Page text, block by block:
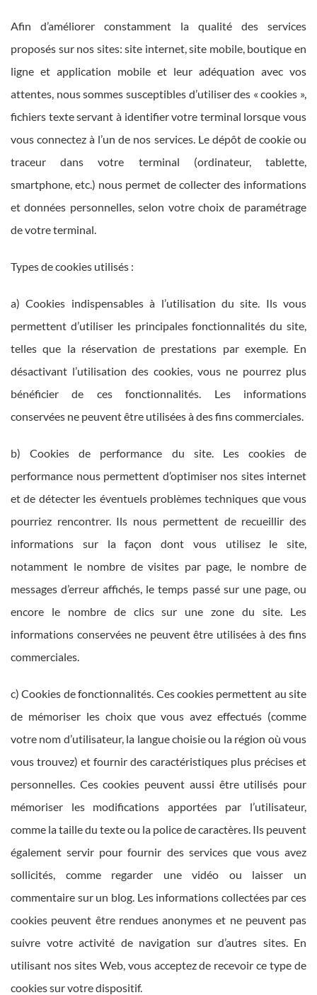
Afin d’améliorer constamment la qualité des services
proposés sur nos sites: site internet, site mobile, boutique en
ligne et application mobile et leur adéquation avec vos
attentes, nous sommes susceptibles d’utiliser des « cookies »,
fichiers texte servant à identifier votre terminal lorsque vous
vous connectez à l’un de nos services. Le dépôt de cookie ou
traceur dans votre terminal (ordinateur, tablette,
smartphone, etc.) nous permet de collecter des informations
et données personnelles, selon votre choix de paramétrage
de votre terminal.
Types de cookies utilisés :
a) Cookies indispensables à l’utilisation du site. Ils vous
permettent d’utiliser les principales fonctionnalités du site,
telles que la réservation de prestations par exemple. En
désactivant l’utilisation des cookies, vous ne pourrez plus
bénéficier de ces fonctionnalités. Les informations
conservées ne peuvent être utilisées à des fins commerciales.
b) Cookies de performance du site. Les cookies de
performance nous permettent d’optimiser nos sites internet
et de détecter les éventuels problèmes techniques que vous
pourriez rencontrer. Ils nous permettent de recueillir des
informations sur la façon dont vous utilisez le site,
notamment le nombre de visites par page, le nombre de
messages d’erreur affichés, le temps passé sur une page, ou
encore le nombre de clics sur une zone du site. Les
informations conservées ne peuvent être utilisées à des fins
commerciales.
c) Cookies de fonctionnalités. Ces cookies permettent au site
de mémoriser les choix que vous avez effectués (comme
votre nom d’utilisateur, la langue choisie ou la région où vous
vous trouvez) et fournir des caractéristiques plus précises et
personnelles. Ces cookies peuvent aussi être utilisés pour
mémoriser les modifications apportées par l’utilisateur,
comme la taille du texte ou la police de caractères. Ils peuvent
également servir pour fournir des services que vous avez
sollicités, comme regarder une vidéo ou laisser un
commentaire sur un blog. Les informations collectées par ces
cookies peuvent être rendues anonymes et ne peuvent pas
suivre votre activité de navigation sur d’autres sites. En
utilisant nos sites Web, vous acceptez de recevoir ce type de
cookies sur votre dispositif.